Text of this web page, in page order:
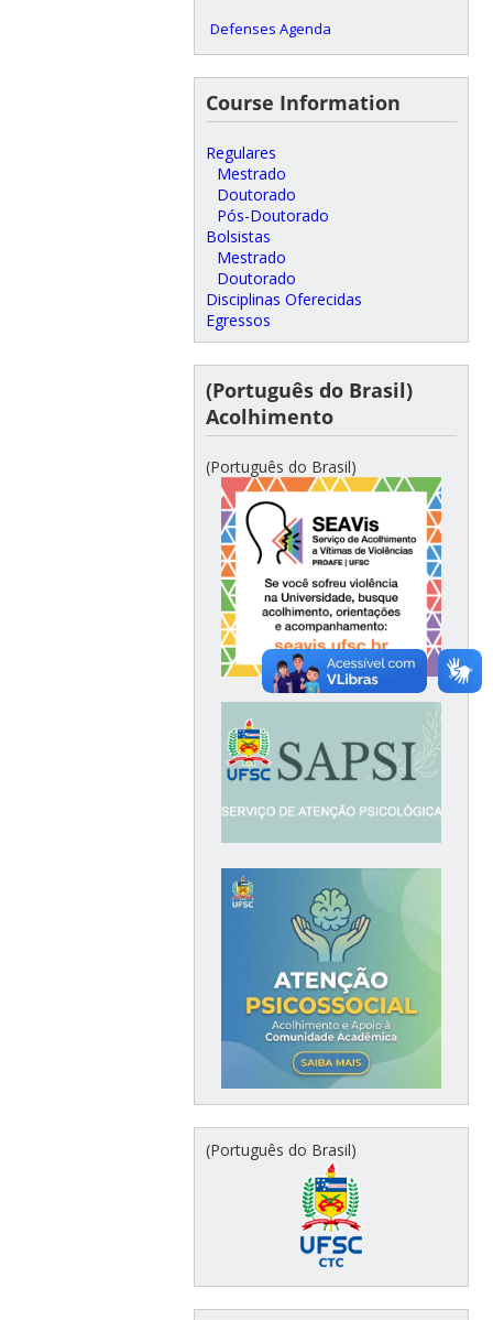
Defenses Agenda
Course Information
Regulares
Mestrado
Doutorado
Pós-Doutorado
Bolsistas
Mestrado
Doutorado
Disciplinas Oferecidas
Egressos
(Português do Brasil)
Acolhimento
(Português do Brasil)
(Português do Brasil)